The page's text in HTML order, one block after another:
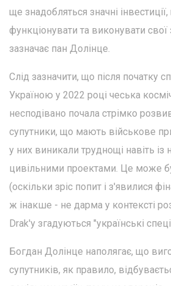
ще знадобляться значні
функціонувати та виконувати свої
зазначає пан Долінце.
Слід зазначити, що після початку
Україною у 2022 році чеська
несподівано почала стрімко
супутники, що мають військове
у них виникали труднощі навіть із
цивільними проектами. Це може
(оскільки зріс попит і з'явилися
ж інакше - не дарма у контексті
Drak'у згадуються "українські
Богдан Долінце наполягає, що
супутників, як правило,